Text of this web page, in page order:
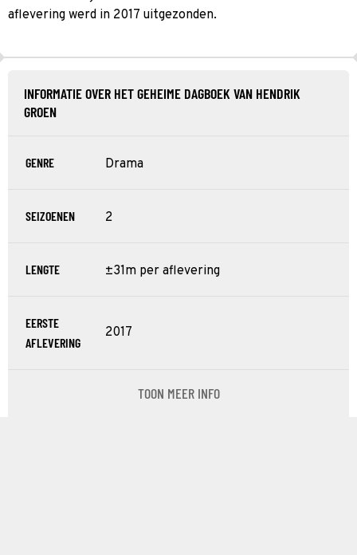
aflevering werd in 2017 uitgezonden.
INFORMATIE OVER HET GEHEIME DAGBOEK VAN HENDRIK
GROEN
GENRE Drama
SEIZOENEN 2
LENGTE ±31m per aflevering
EERSTE
AFLEVERING
2017
TOON MEER INFO